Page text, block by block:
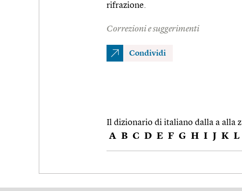
rifrazione.
Correzioni e suggerimenti
Condividi
Il dizionario di italiano dalla a alla z
A B C D E F G H I J K L